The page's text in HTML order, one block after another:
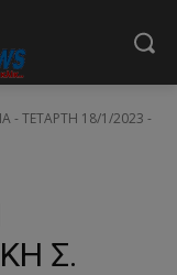
- ΤΕΤΑΡΤΗ 18/1/2023 -
Σ.